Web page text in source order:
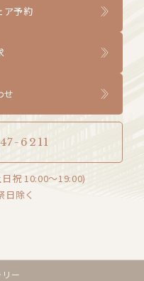
ア予約
せ
6211
祝 10:00〜19:00)
除く
ー